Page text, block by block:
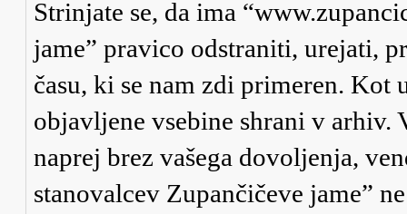
Strinjate se, da ima
jame” pravico odstraniti, urejati,
času, ki se nam zdi primeren. Kot
objavljene vsebine shrani v arhiv.
naprej brez vašega dovoljenja,
stanovalcev Zupančičeve jame”